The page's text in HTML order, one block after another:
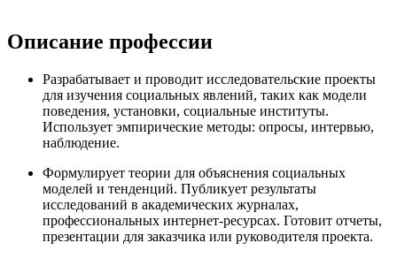
Описание профессии
Разрабатывает и проводит исследовательские проекты
для изучения социальных явлений, таких как модели
поведения, установки, социальные институты.
Использует эмпирические методы: опросы, интервью,
наблюдение.
Формулирует теории для объяснения социальных
моделей и тенденций. Публикует результаты
исследований в академических журналах,
профессиональных интернет-ресурсах. Готовит отчеты,
презентации для заказчика или руководителя проекта.